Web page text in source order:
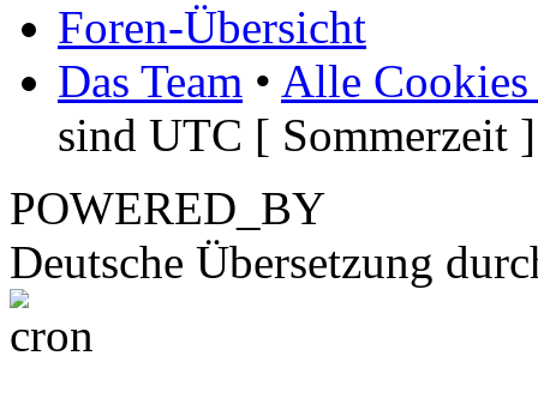
Foren-Übersicht
Das Team • Alle Cookies
sind UTC [ Sommerzeit ]
POWERED_BY
Deutsche Übersetzung